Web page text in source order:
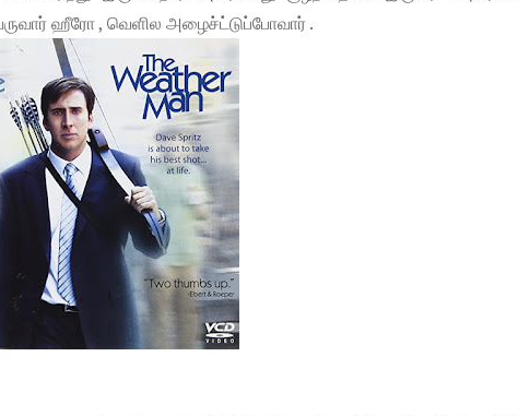
ஹீரோ , வெளில அழைச்ட்டுப்போவார் .